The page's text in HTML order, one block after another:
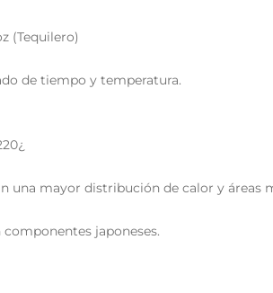
(Tequilero)
de tiempo y temperatura.
una mayor distribución de calor y áreas
japoneses.